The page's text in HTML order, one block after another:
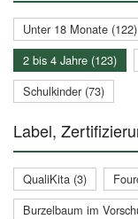
Unter 18 Monate (122)
2 bis 4 Jahre (123)
Schulkinder (73)
Label,
QualiKita (3)
Burzelbaum im